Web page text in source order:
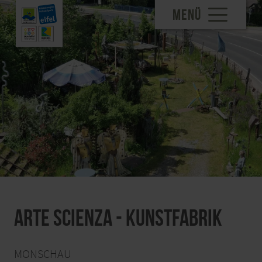
MENÜ
Arte Scienza - Kunstfabrik
MONSCHAU